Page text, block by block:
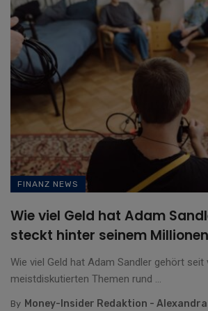
FINANZ NEWS
Wie viel Geld hat Adam
steckt hinter seinem
Wie viel Geld hat Adam Sandler gehört seit
meistdiskutierten Themen rund ...
By Money-Insider Redaktion - Alexandra